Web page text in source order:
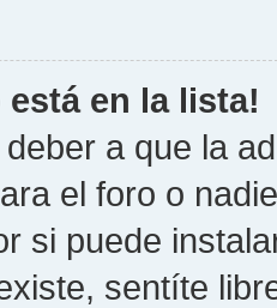
está en la lista!
a que la
el foro o
si puede
sentíte